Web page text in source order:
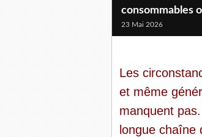
consommables
23 Mai 2026
Les
et même
manquent
longue chaîne